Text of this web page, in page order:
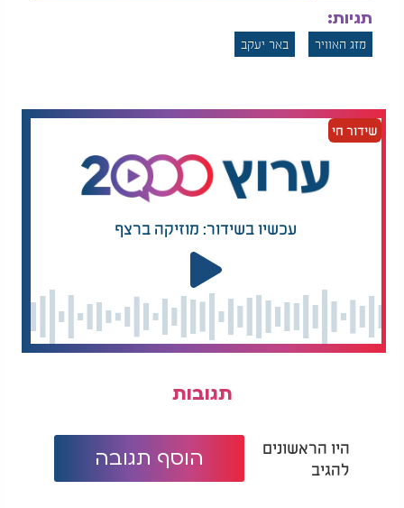
תגיות:
מזג האוויר באר יעקב
שידור חי
עכשיו בשידור: מוזיקה ברצף
תגובות
היו הראשונים
להגיב
הוסף תגובה